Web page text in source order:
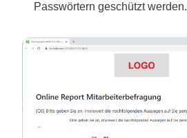
Passwörtern geschützt werden.